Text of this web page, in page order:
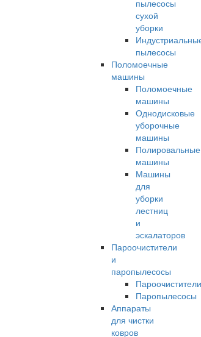
пылесосы
сухой
уборки
пылесосы
Поломоечные
машины
Поломоечные
машины
Однодисковые
уборочные
машины
Полировальные
машины
Машины
для
уборки
лестниц
и
эскалаторов
Пароочистители
и
паропылесосы
Пароочистители
Паропылесосы
Аппараты
для чистки
ковров